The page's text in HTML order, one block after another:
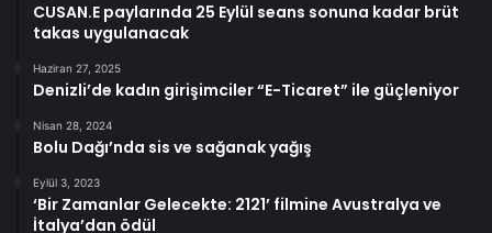
CUSAN.E paylarında 25 Eylül seans sonuna kadar brüt
takas uygulanacak
Haziran 27, 2025
Denizli’de kadın girişimciler “E-Ticaret” ile güçleniyor
Nisan 28, 2024
Bolu Dağı’nda sis ve sağanak yağış
Eylül 3, 2023
‘Bir Zamanlar Gelecekte: 2121’ filmine Avustralya ve
İtalya’dan ödül